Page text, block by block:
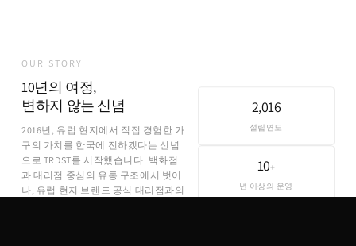
OUR STORY
10년의 여정,
변하지 않는 신념
2016년, 유럽 현지에서 직접 경험한 가
구의 가치를 한국에 전하겠다는 신념
으로 TRDST를 시작했습니다. 백화점
과 대리점 중심의 유통 구조에서 벗어
나, 유럽 현지 브랜드 공식 대리점과의
2,016
설립연도
10+
년 이상의 운영